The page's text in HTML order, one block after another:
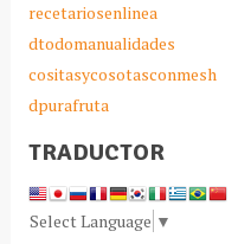
recetariosenlinea
dtodomanualidades
cositasycosotasconmesh
dpurafruta
TRADUCTOR
Select Language ▼